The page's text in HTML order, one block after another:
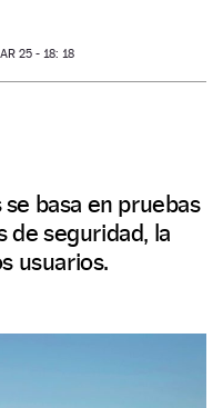
25 - 18: 18
basa en pruebas
de seguridad, la
usuarios.